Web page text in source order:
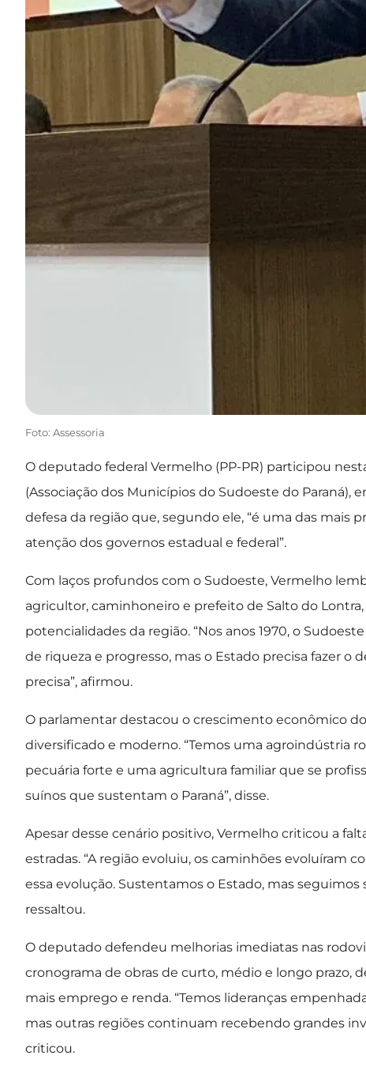
Foto: Assessoria
O deputado federal Vermelho (PP-PR) participou
(Associação dos Municípios do Sudoeste do Paraná),
defesa da região que, segundo ele, “é uma das mais
atenção dos governos estadual e federal”.
Com laços profundos com o Sudoeste, Vermelho
agricultor, caminhoneiro e prefeito de Salto do
potencialidades da região. “Nos anos 1970, o
de riqueza e progresso, mas o Estado precisa fazer o
precisa”, afirmou.
O parlamentar destacou o crescimento econômico
diversificado e moderno. “Temos uma agroindústria
pecuária forte e uma agricultura familiar que se
suínos que sustentam o Paraná”, disse.
Apesar desse cenário positivo, Vermelho criticou a
estradas. “A região evoluiu, os caminhões evoluíram
essa evolução. Sustentamos o Estado, mas
ressaltou.
O deputado defendeu melhorias imediatas nas
cronograma de obras de curto, médio e longo prazo,
mais emprego e renda. “Temos lideranças
mas outras regiões continuam recebendo grandes
criticou.